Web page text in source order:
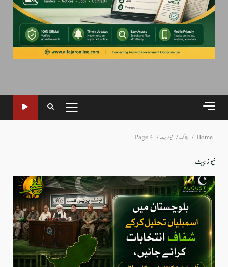
PRIMARY
MENU
Home بلاگ نیوز بیٹ Page 4
نیوز بیٹ